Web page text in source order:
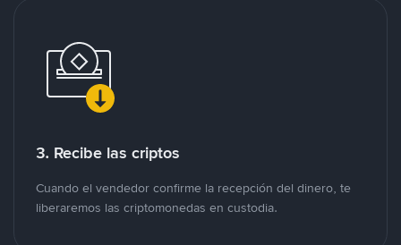
3. Recibe las criptos
Cuando el vendedor confirme la recepción del dinero, te
liberaremos las criptomonedas en custodia.